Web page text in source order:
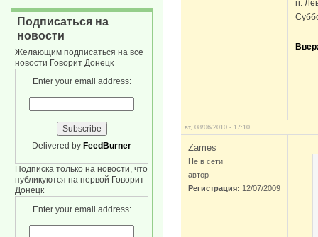
гг.
вт, 08/06/2010 - 17:10
Zames
Не в сети
автор
Регистрация: 12/07/2009
Подписаться на
новости
Желающим подписаться на все
новости Говорит Донецк
Enter your email address:
Delivered by FeedBurner
Подписка только на новости, что
публикуются на первой Говорит
Донецк
Enter your email address: